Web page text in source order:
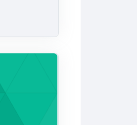
HKE169 KTJ2024